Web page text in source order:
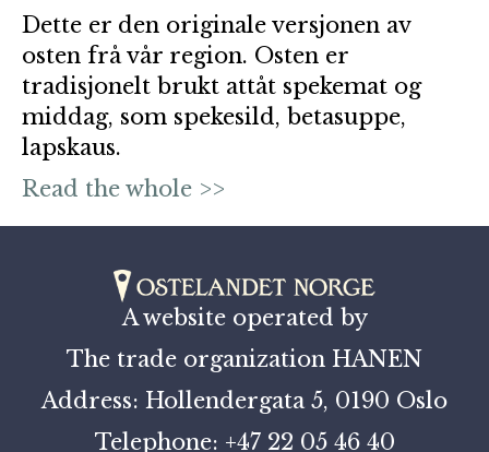
Dette er den originale versjonen av
osten frå vår region. Osten er
tradisjonelt brukt attåt spekemat og
middag, som spekesild, betasuppe,
lapskaus.
Read the whole >>
A website operated by
The trade organization HANEN
Address: Hollendergata 5, 0190 Oslo
Telephone: +47 22 05 46 40